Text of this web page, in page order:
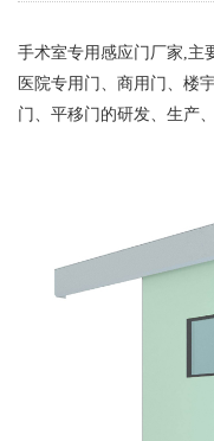
手术室专用感应门厂家,主
医院专用门、商用门、楼
门、平移门的研发、生产